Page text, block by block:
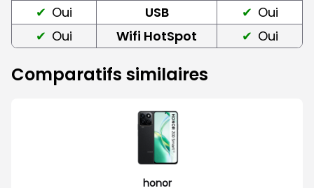
Oui
USB
Oui
Oui
Wifi HotSpot Oui
Comparatifs similaires
honor